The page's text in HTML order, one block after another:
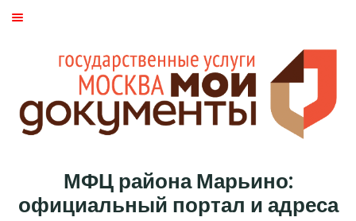
МФЦ района Марьино:
официальный портал и адреса
СТАТЬИ
БАСМАННЫЙ РАЙОН